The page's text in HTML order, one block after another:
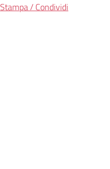
Stampa / Condividi